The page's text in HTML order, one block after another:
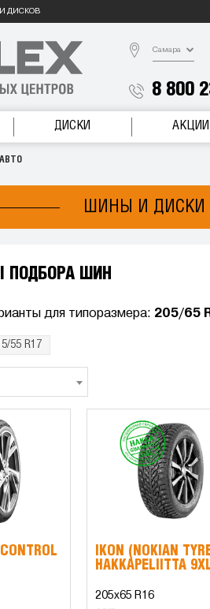
ДИСКОВ
Самара
8 800
ДИСКИ АКЦИИ
ШИНЫ И ДИСКИ
ПОДБОРА ШИН
для типоразмера: 205/65
55 R17
IKON (NOKIAN
HAKKAPELIITTA
205x65 R16